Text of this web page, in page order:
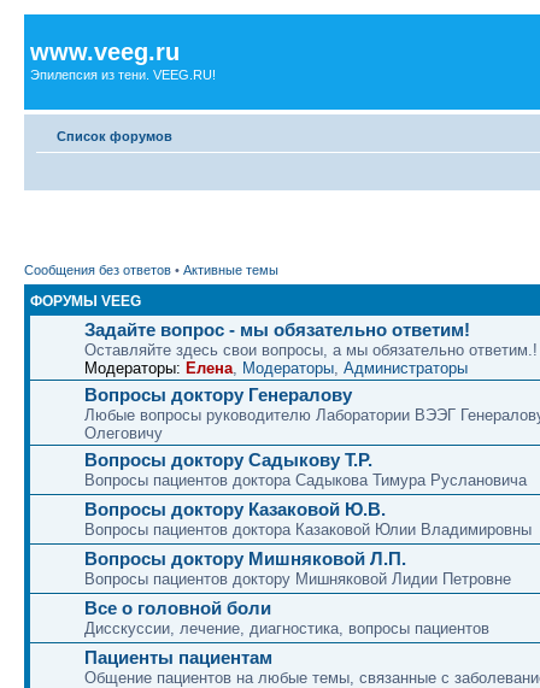
www.veeg.ru
Эпилепсия из тени. VEEG.RU!
Список форумов
Сообщения без ответов • Активные темы
ФОРУМЫ VEEG
Задайте вопрос - мы обязательно ответим!
Оставляйте здесь свои вопросы, а мы обязательно ответим.!
Модераторы: Елена, Модераторы, Администраторы
Вопросы доктору Генералову
Любые вопросы руководителю Лаборатории ВЭЭГ
Олеговичу
Вопросы доктору Садыкову Т.Р.
Вопросы пациентов доктора Садыкова Тимура Руслановича
Вопросы доктору Казаковой Ю.В.
Вопросы пациентов доктора Казаковой Юлии Владимировны
Вопросы доктору Мишняковой Л.П.
Вопросы пациентов доктору Мишняковой Лидии Петровне
Все о головной боли
Дисскуссии, лечение, диагностика, вопросы пациентов
Пациенты пациентам
Общение пациентов на любые темы, связанные с